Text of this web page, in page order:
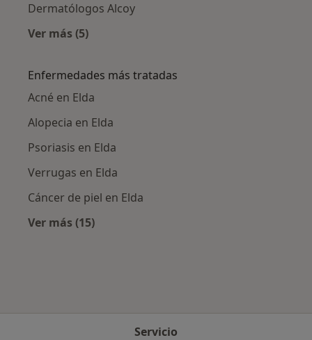
Dermatólogos Alcoy
Ver más (5)
Enfermedades más tratadas
Acné en Elda
Alopecia en Elda
Psoriasis en Elda
Verrugas en Elda
Cáncer de piel en Elda
Ver más (15)
Servicio